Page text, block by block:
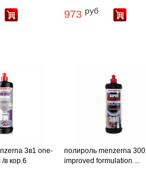
973 руб
3в1 one-
в кор.6
полироль menzerna 300
improved formulation ...